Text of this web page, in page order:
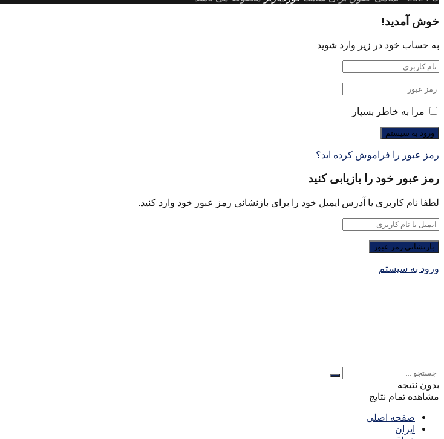
خوش آمدید!
به حساب خود در زیر وارد شوید
مرا به خاطر بسپار
رمز عبور را فراموش کرده اید؟
رمز عبور خود را بازیابی کنید
لطفا نام کاربری یا آدرس ایمیل خود را برای بازنشانی رمز عبور خود وارد کنید.
ورود به سیستم
بدون نتیجه
مشاهده تمام نتایج
صفحه اصلی
ایران